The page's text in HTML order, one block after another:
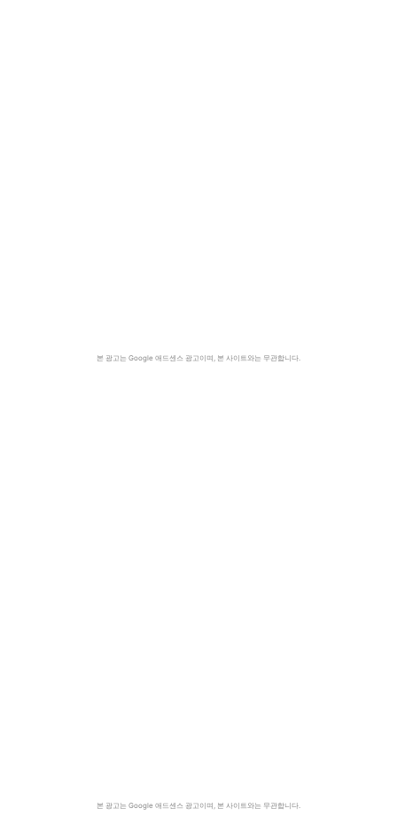
본 광고는 Google 애드센스 광고이며, 본 사이트와는 무관합니다.
본 광고는 Google 애드센스 광고이며, 본 사이트와는 무관합니다.